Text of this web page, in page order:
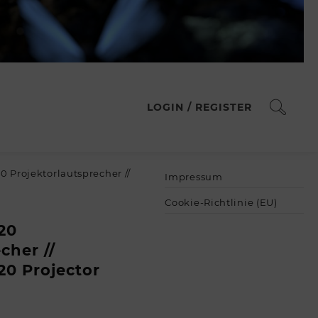
LOGIN / REGISTER
Projektorlautsprecher //
//
Projector
Impressum
Cookie-Richtlinie (EU)